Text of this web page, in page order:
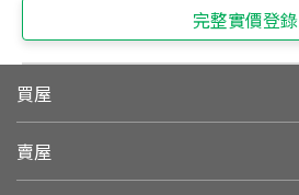
完整實價登錄
買屋
賣屋